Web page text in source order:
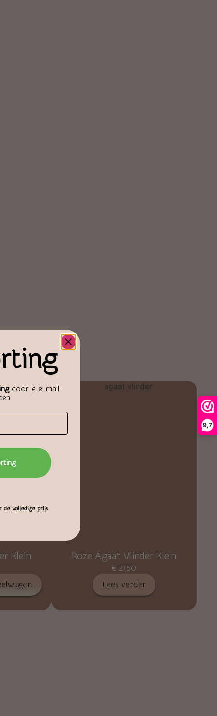
9,7
Klein Roze Agaat Vlinder Klein
€ 27,50
Lees verder
door je e-mail
de volledige prijs